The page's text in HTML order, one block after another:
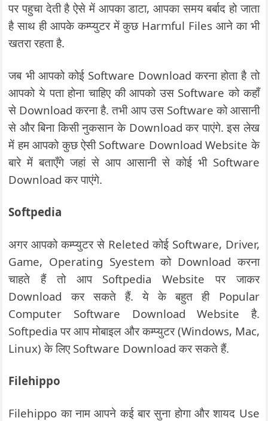
पर पहुचा देती है ऐसे में आपका डाटा, आपका समय बर्बाद हो जाता
है साथ ही आपके कम्प्युटर में कुछ Harmful Files आने का भी
खतरा रहता है.
जब भी आपको कोई Software Download करना होता है तो
आपको ये पता होना चाहिए की आपको उस Software को कहाँ
से Download करना है. तभी आप उस Software को आसानी
से और बिना किसी नुकसान के Download कर पाएंगे. इस लेख
में हम आपको कुछ ऐसी Software Download Website के
बारे में बताएँगे जहां से आप आसानी से कोई भी Software
Download कर पाएंगे.
Softpedia
अगर आपको कम्प्युटर से Releted कोई Software, Driver,
Game, Operating Syestem को Download करना
चाहते हैं तो आप Softpedia Website पर जाकर
Download कर सकते हैं. ये के बहुत ही Popular
Computer Software Download Website है.
Softpedia पर आप मोबाइल और कम्प्युटर (Windows, Mac,
Linux) के लिए Software Download कर सकते हैं.
Filehippo
Filehippo का नाम आपने कई बार सुना होगा और शायद Use